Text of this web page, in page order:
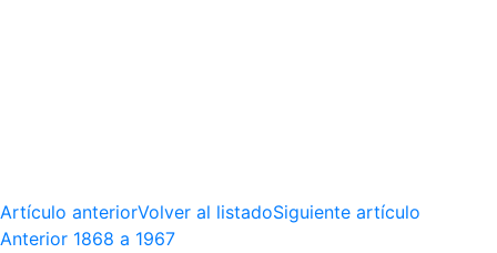
Artículo anteriorVolver al listadoSiguiente artículo
Anterior 1868 a 1967